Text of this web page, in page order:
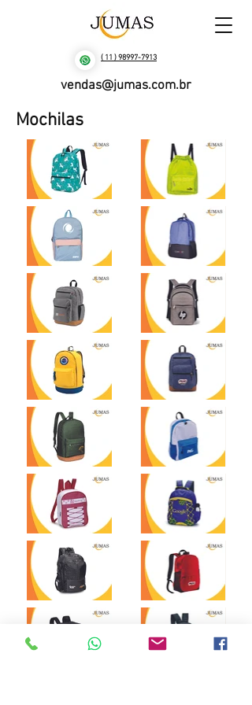
( 11 ) 98997-7913
vendas@jumas.com.br
Mochilas